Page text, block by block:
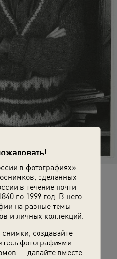
в фотографиях» —
сделанных
в течение почти
по 1999 год. В него
на разные темы
и личных коллекций.
создавайте
фотографиями
— давайте вместе